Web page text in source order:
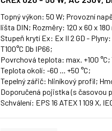
Topný výkon: 50 W; Provozní
lišta DIN; Rozměry: 120 x 60 x
Stupeň krytí Ex: Ex II 2 GD -
T100°C Db IP66;
Povrchová teplota: max. +100
Teplota okolí: -60 ... +50 °C;
Tepelný zářič: hliníkový profil;
Doporučená pojistka (s časovou
Schválení: EPS 16 ATEX 1 109 X,